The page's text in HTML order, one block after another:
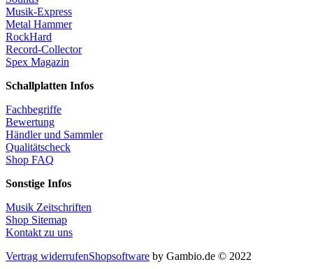
Musik-Express
Metal Hammer
RockHard
Record-Collector
Spex Magazin
Schallplatten Infos
Fachbegriffe
Bewertung
Händler und Sammler
Qualitätscheck
Shop FAQ
Sonstige Infos
Musik Zeitschriften
Shop Sitemap
Kontakt zu uns
Vertrag widerrufenShopsoftware by Gambio.de © 2022